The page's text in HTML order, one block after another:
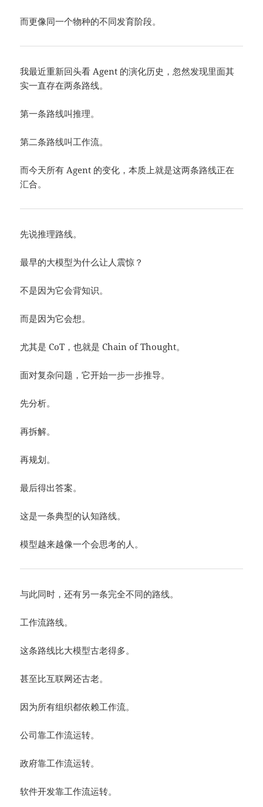
而更像同一个物种的不同发育阶段。
我最近重新回头看 Agent 的演化历史，忽然发现里面其
实一直存在两条路线。
第一条路线叫推理。
第二条路线叫工作流。
而今天所有 Agent 的变化，本质上就是这两条路线正在
汇合。
先说推理路线。
最早的大模型为什么让人震惊？
不是因为它会背知识。
而是因为它会想。
尤其是 CoT，也就是 Chain of Thought。
面对复杂问题，它开始一步一步推导。
先分析。
再拆解。
再规划。
最后得出答案。
这是一条典型的认知路线。
模型越来越像一个会思考的人。
与此同时，还有另一条完全不同的路线。
工作流路线。
这条路线比大模型古老得多。
甚至比互联网还古老。
因为所有组织都依赖工作流。
公司靠工作流运转。
政府靠工作流运转。
软件开发靠工作流运转。